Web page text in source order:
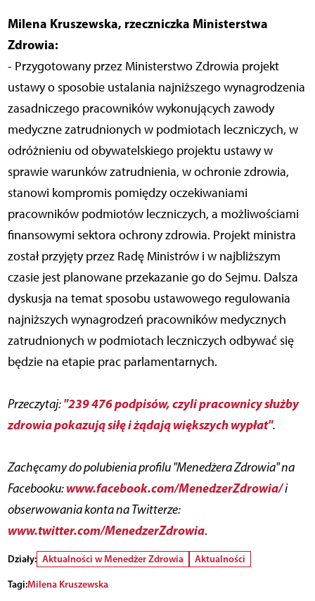
Milena Kruszewska, rzeczniczka Ministerstwa
Zdrowia:
- Przygotowany przez Ministerstwo Zdrowia projekt
ustawy o sposobie ustalania najniższego wynagrodzenia
zasadniczego pracowników wykonujących zawody
medyczne zatrudnionych w podmiotach leczniczych, w
odróżnieniu od obywatelskiego projektu ustawy w
sprawie warunków zatrudnienia, w ochronie zdrowia,
stanowi kompromis pomiędzy oczekiwaniami
pracowników podmiotów leczniczych, a możliwościami
finansowymi sektora ochrony zdrowia. Projekt ministra
został przyjęty przez Radę Ministrów i w najbliższym
czasie jest planowane przekazanie go do Sejmu. Dalsza
dyskusja na temat sposobu ustawowego regulowania
najniższych wynagrodzeń pracowników medycznych
zatrudnionych w podmiotach leczniczych odbywać się
będzie na etapie prac parlamentarnych.
Przeczytaj:"239 476 podpisów, czyli pracownicy służby
zdrowia pokazują siłę i żądają większych wypłat".
Zachęcamy do polubienia profilu "Menedżera Zdrowia" na
Facebooku:www.facebook.com/MenedzerZdrowia/i
obserwowania konta na Twitterze:
www.twitter.com/MenedzerZdrowia.
Działy: Aktualności w Menedżer Zdrowia
Aktualności
Tagi:Milena Kruszewska